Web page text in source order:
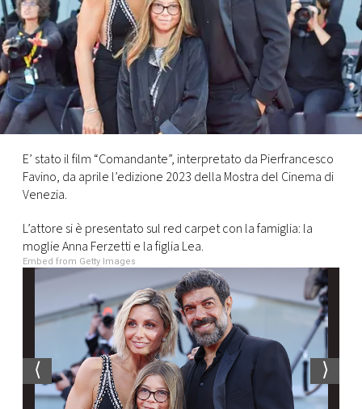
VIDEO
TV
PRINCIPATO
DI
MONACO
RMC
CONSIGLIA
E’ stato il film “Comandante”, interpretato da Pierfrancesco
Favino, da aprile l’edizione 2023 della Mostra del Cinema di
Venezia.
L’attore si è presentato sul red carpet con la famiglia: la
moglie Anna Ferzetti e la figlia Lea.
Embed from Getty Images